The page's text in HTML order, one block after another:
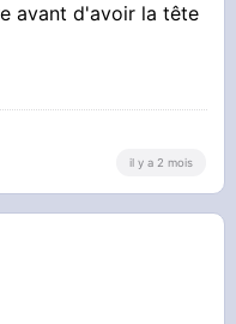
avant d'avoir la tête
il y a 2 mois